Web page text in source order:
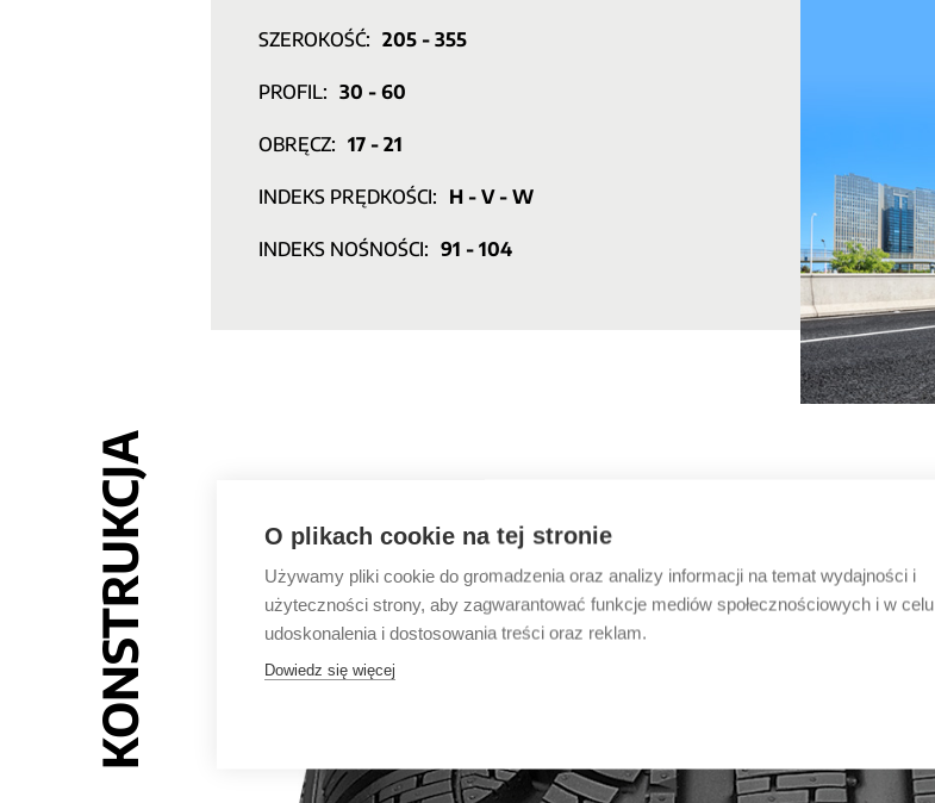
O plikach cookie na tej stronie
Używamy pliki cookie do gromadzenia oraz analizy informacji na temat wydajności i
użyteczności strony, aby zagwarantować funkcje mediów społecznościowych i w celu
udoskonalenia i dostosowania treści oraz reklam.
Dowiedz się więcej
SZEROKOŚĆ: 205 - 355
PROFIL: 30 - 60
OBRĘCZ: 17 - 21
INDEKS PRĘDKOŚCI: H - V - W
INDEKS NOŚNOŚCI: 91 - 104
KONSTRUKCJA